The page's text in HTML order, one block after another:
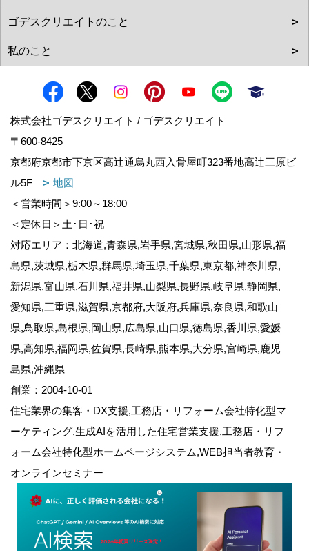
株式会社ゴデスクリエイト / ゴデスクリエイト
〒600-8425
京都府京都市下京区高辻通烏丸西入骨屋町323番地高辻三原ビ
ル5F
地図
＜営業時間＞9:00～18:00
＜定休日＞土･日･祝
対応エリア：北海道,青森県,岩手県,宮城県,秋田県,山形県,福
島県,茨城県,栃木県,群馬県,埼玉県,千葉県,東京都,神奈川県,
新潟県,富山県,石川県,福井県,山梨県,長野県,岐阜県,静岡県,
愛知県,三重県,滋賀県,京都府,大阪府,兵庫県,奈良県,和歌山
県,鳥取県,島根県,岡山県,広島県,山口県,徳島県,香川県,愛媛
県,高知県,福岡県,佐賀県,長崎県,熊本県,大分県,宮崎県,鹿児
島県,沖縄県
創業：2004-10-01
住宅業界の集客・DX支援,工務店・リフォーム会社特化型マ
ーケティング,生成AIを活用した住宅営業支援,工務店・リフ
ォーム会社特化型ホームページシステム,WEB担当者教育・
オンラインセミナー